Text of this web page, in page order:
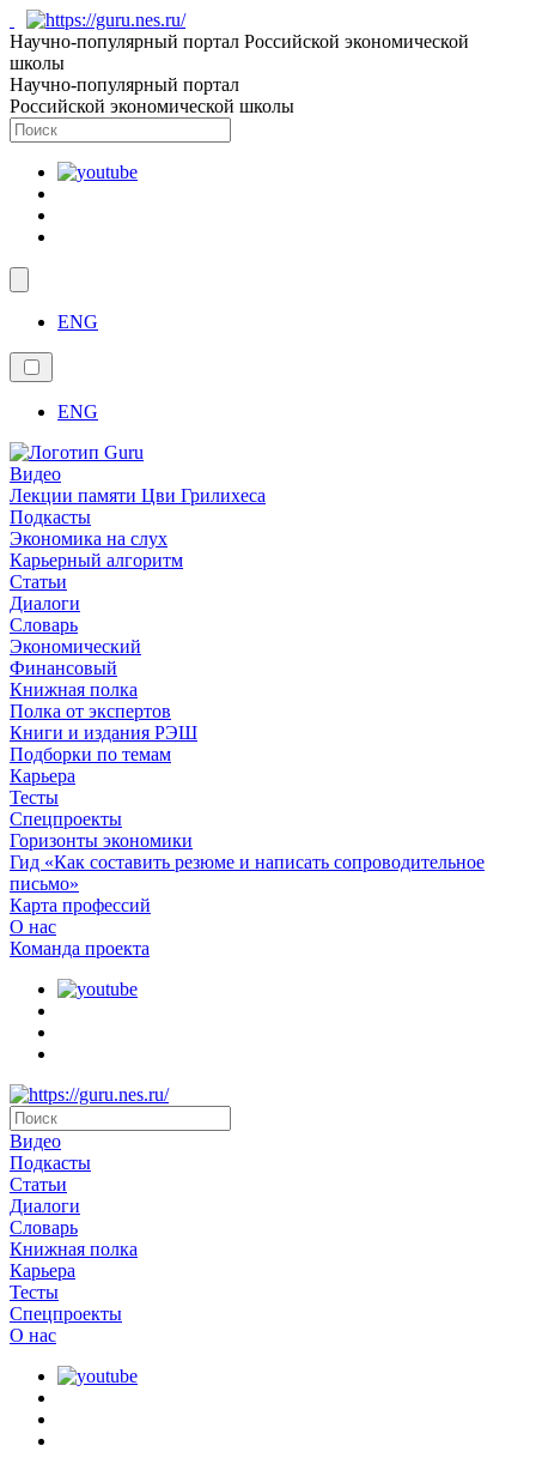
Научно-популярный портал Российской экономической
школы
Научно-популярный портал
Российской экономической школы
ENG
ENG
Видео
Лекции памяти Цви Грилихеса
Подкасты
Экономика на слух
Карьерный алгоритм
Статьи
Диалоги
Словарь
Экономический
Финансовый
Книжная полка
Полка от экспертов
Книги и издания РЭШ
Подборки по темам
Карьера
Тесты
Спецпроекты
Горизонты экономики
Гид «Как составить резюме и написать сопроводительное
письмо»
Карта профессий
О наc
Команда проекта
Видео
Подкасты
Статьи
Диалоги
Словарь
Книжная полка
Карьера
Тесты
Спецпроекты
О наc